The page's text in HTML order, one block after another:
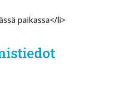
paikassa</li>